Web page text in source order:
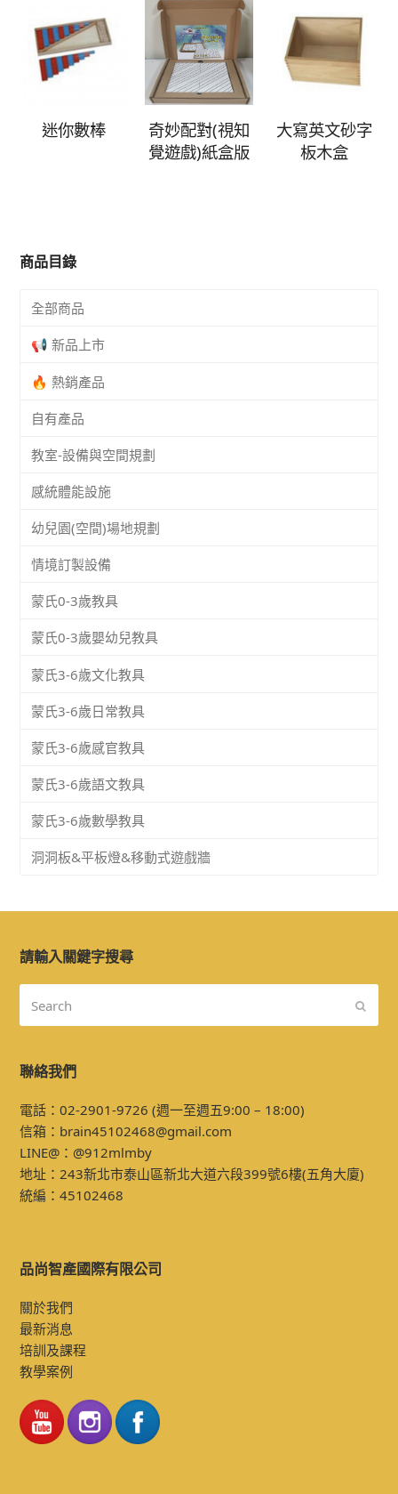
迷你數棒
奇妙配對(視知
覺遊戲)紙盒版
大寫英文砂字
板木盒
商品目錄
全部商品
📢 新品上市
🔥 熱銷產品
自有產品
教室-設備與空間規劃
感統體能設施
幼兒園(空間)場地規劃
情境訂製設備
蒙氏0-3歲教具
蒙氏0-3歲嬰幼兒教具
蒙氏3-6歲文化教具
蒙氏3-6歲日常教具
蒙氏3-6歲感官教具
蒙氏3-6歲語文教具
蒙氏3-6歲數學教具
洞洞板&平板燈&移動式遊戲牆
請輸入關鍵字搜尋
聯絡我們
電話：02-2901-9726 (週一至週五9:00 – 18:00)
信箱： brain45102468@gmail.com
LINE@： @912mlmby
地址：243新北市泰山區新北大道六段399號6樓(五角大廈)
統編：45102468
品尚智產國際有限公司
關於我們
最新消息
培訓及課程
教學案例